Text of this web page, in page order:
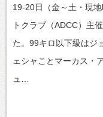
19-20日（金～土・現
トクラブ（ADCC）主
た。99キロ以下級はジ
ェシャことマーカス・
ュ…